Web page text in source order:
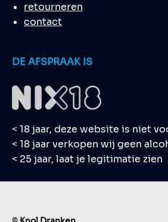
retourneren
contact
DE AFSPRAAK IS
< 18 jaar, deze website is niet
< 18 jaar verkopen wij geen
< 25 jaar, laat je legitimatie zien